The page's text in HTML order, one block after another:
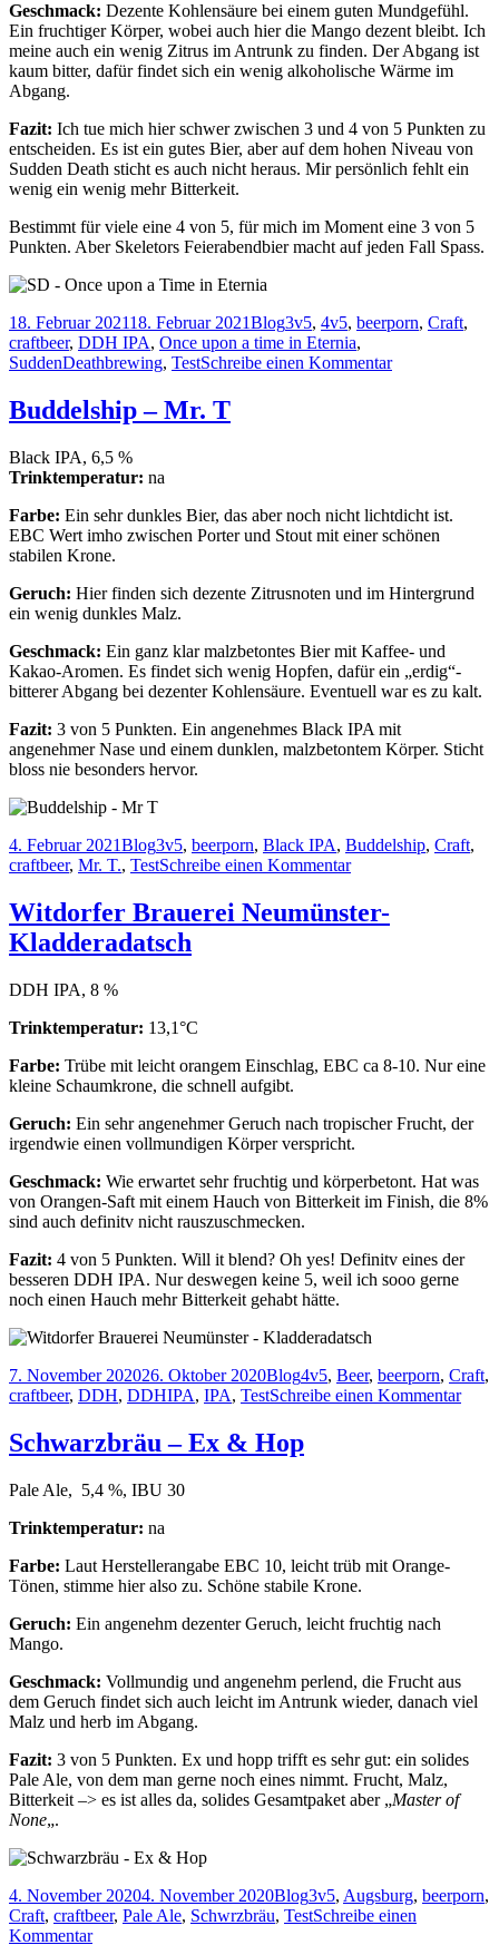
Geschmack: Dezente Kohlensäure bei einem guten Mundgefühl.
Ein fruchtiger Körper, wobei auch hier die Mango dezent bleibt. Ich
meine auch ein wenig Zitrus im Antrunk zu finden. Der Abgang ist
kaum bitter, dafür findet sich ein wenig alkoholische Wärme im
Abgang.
Fazit: Ich tue mich hier schwer zwischen 3 und 4 von 5 Punkten zu
entscheiden. Es ist ein gutes Bier, aber auf dem hohen Niveau von
Sudden Death sticht es auch nicht heraus. Mir persönlich fehlt ein
wenig ein wenig mehr Bitterkeit.
Bestimmt für viele eine 4 von 5, für mich im Moment eine 3 von 5
Punkten. Aber Skeletors Feierabendbier macht auf jeden Fall Spass.
Veröffentlicht
am
18. Februar 202118. Februar 2021Kategorien
BlogSchlagwörter
3v5, 4v5, beerporn, Craft,
craftbeer, DDH IPA, Once upon a time in Eternia,
SuddenDeathbrewing, TestSchreibe einen Kommentarzu
in
Eternia
Buddelship – Mr. T
Black IPA, 6,5 %
Trinktemperatur: na
Farbe: Ein sehr dunkles Bier, das aber noch nicht lichtdicht ist.
EBC Wert imho zwischen Porter und Stout mit einer schönen
stabilen Krone.
Geruch: Hier finden sich dezente Zitrusnoten und im Hintergrund
ein wenig dunkles Malz.
Geschmack: Ein ganz klar malzbetontes Bier mit Kaffee- und
Kakao-Aromen. Es findet sich wenig Hopfen, dafür ein „erdig“-
bitterer Abgang bei dezenter Kohlensäure. Eventuell war es zu kalt.
Fazit: 3 von 5 Punkten. Ein angenehmes Black IPA mit
angenehmer Nase und einem dunklen, malzbetontem Körper. Sticht
bloss nie besonders hervor.
Veröffentlicht
am
4. Februar 2021Kategorien
BlogSchlagwörter
3v5, beerporn, Black IPA, Buddelship, Craft,
craftbeer, Mr. T., TestSchreibe einen Kommentarzu
–
Mr.
Witdorfer Brauerei Neumünster-
Kladderadatsch
DDH IPA, 8 %
Trinktemperatur: 13,1°C
Farbe: Trübe mit leicht orangem Einschlag, EBC ca 8-10. Nur eine
kleine Schaumkrone, die schnell aufgibt.
Geruch: Ein sehr angenehmer Geruch nach tropischer Frucht, der
irgendwie einen vollmundigen Körper verspricht.
Geschmack: Wie erwartet sehr fruchtig und körperbetont. Hat was
von Orangen-Saft mit einem Hauch von Bitterkeit im Finish, die 8%
sind auch definitv nicht rauszuschmecken.
Fazit: 4 von 5 Punkten. Will it blend? Oh yes! Definitv eines der
besseren DDH IPA. Nur deswegen keine 5, weil ich sooo gerne
noch einen Hauch mehr Bitterkeit gehabt hätte.
Veröffentlicht
am
7. November 202026. Oktober 2020Kategorien
BlogSchlagwörter
4v5, Beer, beerporn, Craft,
craftbeer, DDH, DDHIPA, IPA, TestSchreibe einen Kommentarzu
Schwarzbräu – Ex & Hop
Pale Ale, 5,4 %, IBU 30
Trinktemperatur: na
Farbe: Laut Herstellerangabe EBC 10, leicht trüb mit Orange-
Tönen, stimme hier also zu. Schöne stabile Krone.
Geruch: Ein angenehm dezenter Geruch, leicht fruchtig nach
Mango.
Geschmack: Vollmundig und angenehm perlend, die Frucht aus
dem Geruch findet sich auch leicht im Antrunk wieder, danach viel
Malz und herb im Abgang.
Fazit: 3 von 5 Punkten. Ex und hopp trifft es sehr gut: ein solides
Pale Ale, von dem man gerne noch eines nimmt. Frucht, Malz,
Bitterkeit –> es ist alles da, solides Gesamtpaket aber „Master of
None„.
Veröffentlicht
am
4. November 20204. November 2020Kategorien
BlogSchlagwörter
3v5, Augsburg, beerporn,
Craft, craftbeer, Pale Ale, Schwrzbräu, TestSchreibe einen
Kommentarzu